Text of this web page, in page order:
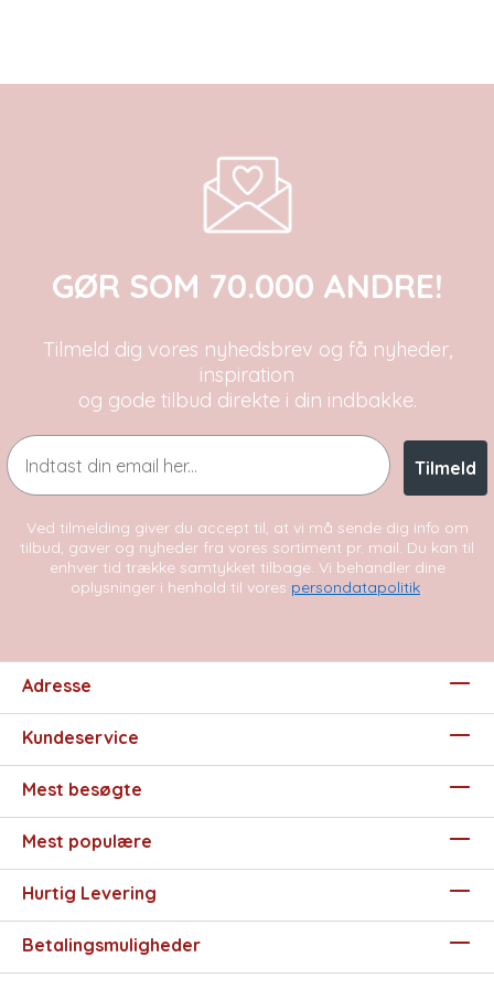
GØR SOM 70.000 ANDRE!
Tilmeld dig vores nyhedsbrev og få nyheder,
inspiration
og gode tilbud direkte i din indbakke.
Email
Tilmeld
Ved tilmelding giver du accept til, at vi må sende dig info om
tilbud, gaver og nyheder fra vores sortiment pr. mail. Du kan til
enhver tid trække samtykket tilbage. Vi behandler dine
oplysninger i henhold til vores persondatapolitik.
Adresse
Kundeservice
Mest besøgte
Mest populære
Hurtig Levering
Betalingsmuligheder